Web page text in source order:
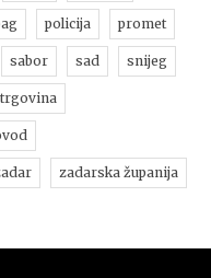
policija promet
sabor sad snijeg
trgovina
zadarska županija